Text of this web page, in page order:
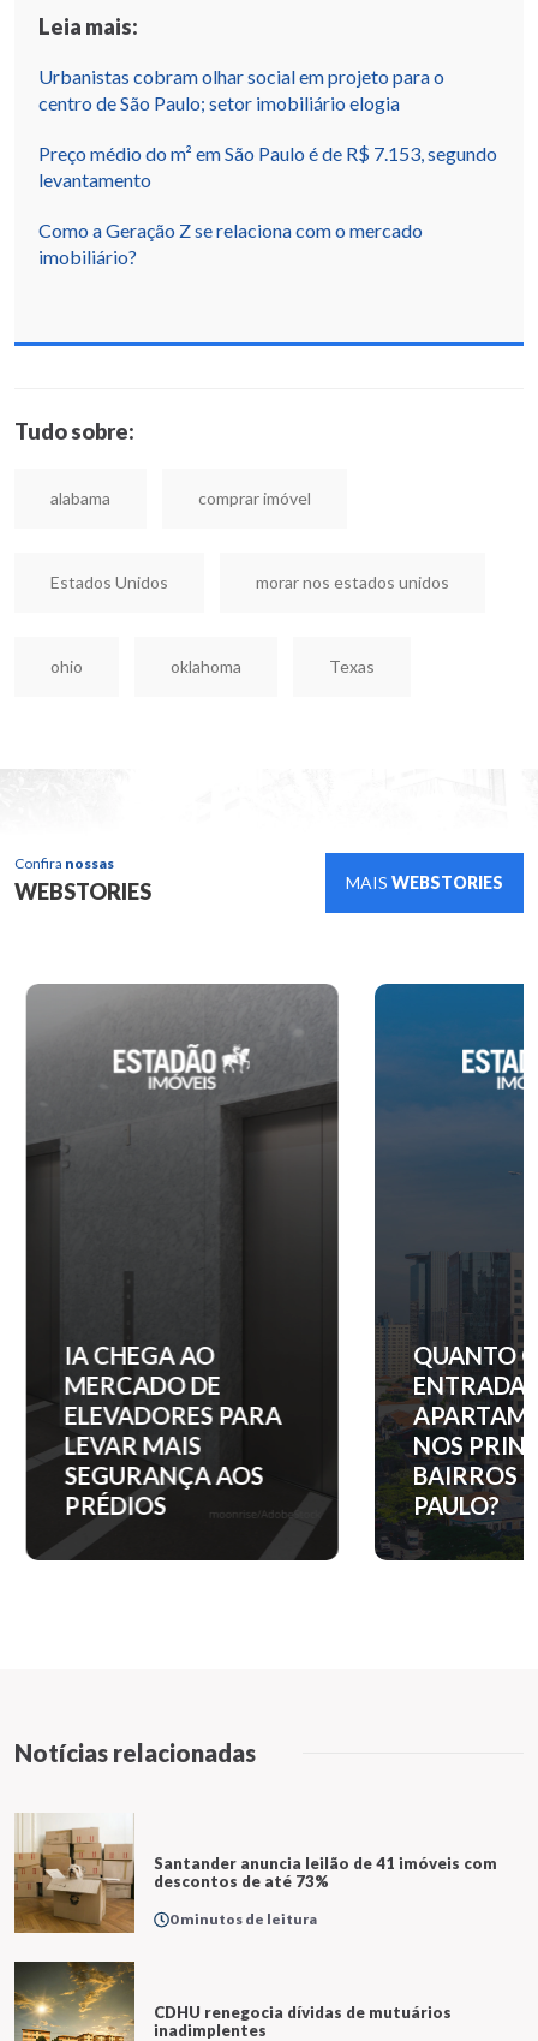
Leia mais:
Urbanistas cobram olhar social em projeto para o
centro de São Paulo; setor imobiliário elogia
Preço médio do m² em São Paulo é de R$ 7.153, segundo
levantamento
Como a Geração Z se relaciona com o mercado
imobiliário?
Tudo sobre:
alabama comprar imóvel
Estados Unidos morar nos estados unidos
ohio oklahoma Texas
Confira nossas
WEBSTORIES MAIS WEBSTORIES
IA CHEGA AO
MERCADO DE
ELEVADORES PARA
LEVAR MAIS
SEGURANÇA AOS
PRÉDIOS
QUANTO
ENTRADA
NOS
BAIRROS
PAULO?
Notícias relacionadas
Santander anuncia leilão de 41 imóveis com
descontos de até 73%
0 minutos de leitura
CDHU renegocia dívidas de mutuários
inadimplentes